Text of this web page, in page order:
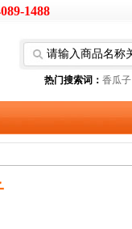
1488
热门搜索词： 香瓜子